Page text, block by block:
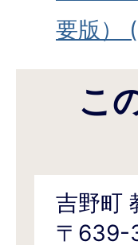
要版）
こ
吉野町
〒639-